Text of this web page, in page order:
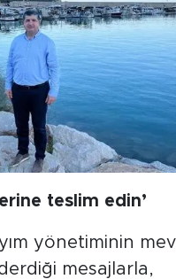
teslim edin’
yönetiminin
mesajlarla,